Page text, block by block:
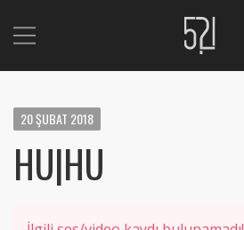
20ŞUBAT 2018
HU|HU